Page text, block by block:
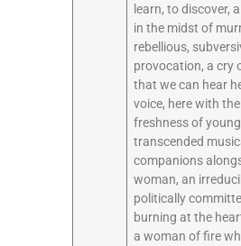
learn, to discover,
in the midst of
rebellious,
provocation, a cry
that we can hear
voice, here with
freshness of
transcended
companions
woman, an
politically
burning at the
a woman of fire